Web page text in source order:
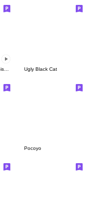
Ugly Black Cat
Pocoyo